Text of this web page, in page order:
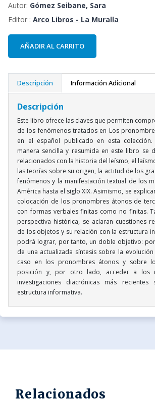
Autor: Gómez Seibane, Sara
Editor : Arco Libros - La Muralla
AÑADIR AL CARRITO
Descripción Información Adicional
Descripción
Este libro ofrece las claves que permiten
de los fenómenos tratados en Los
en el español publicado en esta colección.
manera sencilla y resumida en este libro se
relacionados con la historia del leísmo, el
las teorías sobre su origen, la actitud de los
fenómenos y la manifestación textual de los
América hasta el siglo XIX. Asimismo, se
colocación de los pronombres átonos de
con formas verbales finitas como no finitas.
perspectiva histórica, se aclaran cuestiones
de los objetos y su relación con la estructura
podrá lograr, por tanto, un doble objetivo:
de una actualizada síntesis sobre la
caso en los pronombres átonos y sobre
posición y, por otro lado, acceder a los
investigaciones diacrónicas más
estructura informativa.
Relacionados